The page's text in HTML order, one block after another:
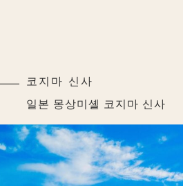
코지마 신사
일본 몽상미셸 코지마 신사